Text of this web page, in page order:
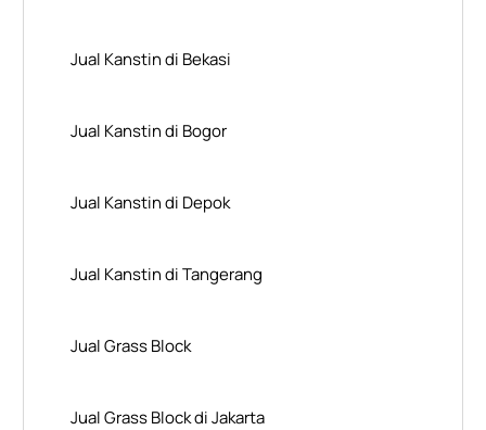
Jual Kanstin di Bekasi
Jual Kanstin di Bogor
Jual Kanstin di Depok
Jual Kanstin di Tangerang
Jual Grass Block
Jual Grass Block di Jakarta